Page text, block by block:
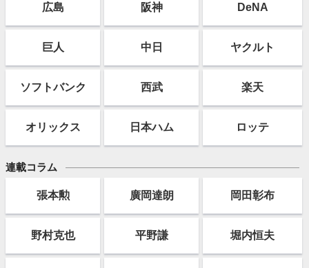
広島 阪神 DeNA
巨人 中日 ヤクルト
ソフトバンク 西武 楽天
オリックス 日本ハム ロッテ
連載コラム
張本勲 廣岡達朗 岡田彰布
野村克也 平野謙 堀内恒夫